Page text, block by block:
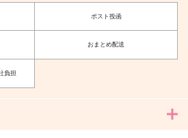
ディオン公爵家の
婦は少し変わって
ポスト投函
おまとめ配送
負担